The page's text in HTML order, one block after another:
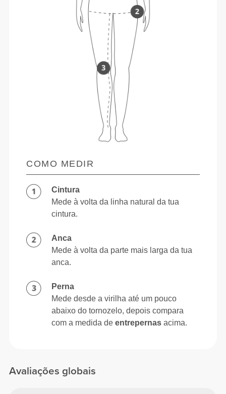
Avaliações globais
COMO MEDIR
Cintura
Mede à volta da linha natural da tua
cintura.
Anca
Mede à volta da parte mais larga da tua
anca.
Perna
Mede desde a virilha até um pouco
abaixo do tornozelo, depois compara
com a medida deentrepernas acima.